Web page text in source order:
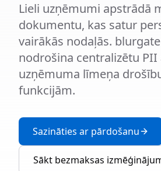
Lieli uzņēmumi apstrādā
dokumentu, kas satur
vairākās nodaļās.
nodrošina centralizētu PII
uzņēmuma līmeņa
funkcijām.
Sazināties ar pārdošanu
Sākt bezmaksas